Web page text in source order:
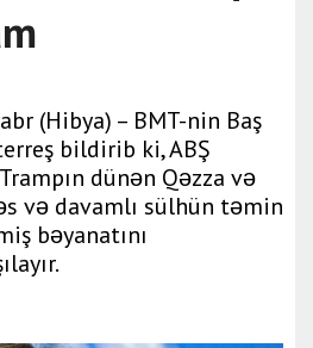
(Hibya) – BMT-nin Baş
bildirib ki, ABŞ
dünən Qəzza və
və davamlı sülhün təmin
bəyanatını